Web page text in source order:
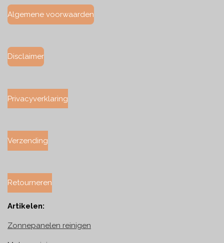
Algemene voorwaarden
Disclaimer
Privacyverklaring
Verzending
Retourneren
Artikelen:
Zonnepanelen reinigen